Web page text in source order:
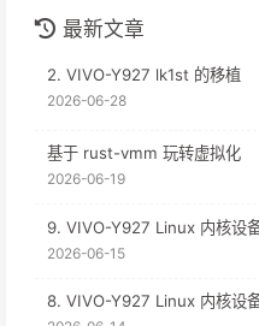
最新文章
2. VIVO-Y927 lk1st 的移植
2026-06-28
基于 rust-vmm 玩转虚拟化
2026-06-19
9. VIVO-Y927 Linux 内核设
2026-06-15
8. VIVO-Y927 Linux 内核设